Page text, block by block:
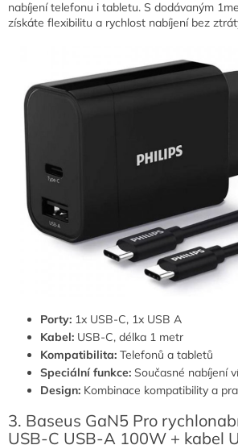
nabíjení telefonu i tabletu. S dodávaným
získáte flexibilitu a rychlost nabíjení bez
Porty: 1x USB-C, 1x USB A
Kabel: USB-C, délka 1 metr
Kompatibilita: Telefonů a tabletů
Speciální funkce: Současné nabíjení
Design: Kombinace kompatibility a
3. Baseus GaN5 Pro
USB-C USB-A 100W + kabel